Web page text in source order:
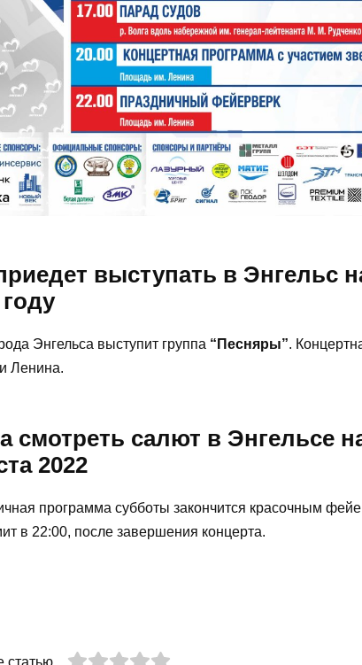
выступать в Энгельс
Энгельса выступит группа “Песняры”.
Ленина.
смотреть салют в Энгельсе
2022
программа субботы закончится красочным
в 22:00, после завершения концерта.
статью